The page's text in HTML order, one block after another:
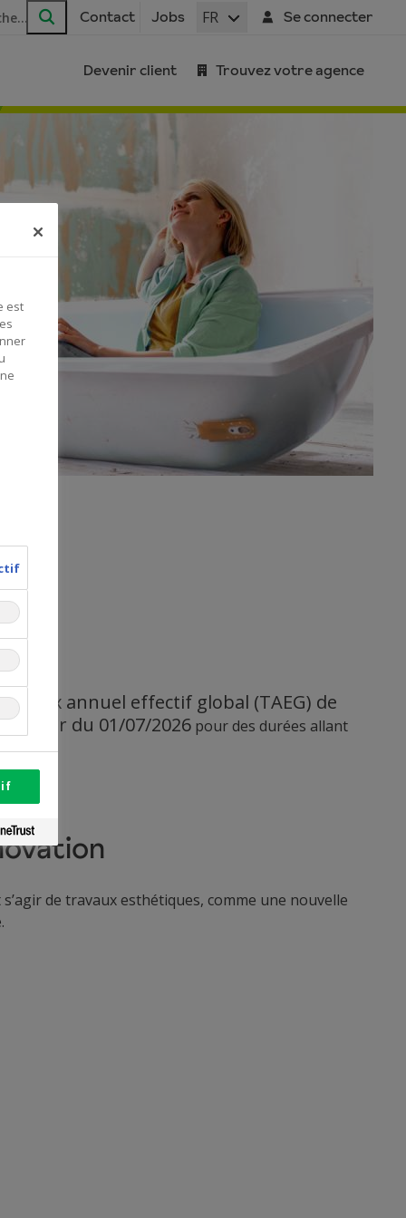
Rechercher
Contact Jobs FR Se connecter
Devenir client Trouvez votre agence
taux annuel effectif global (TAEG) de
partir du 01/07/2026 pour des durées allant
de travaux esthétiques, comme une nouvelle
est